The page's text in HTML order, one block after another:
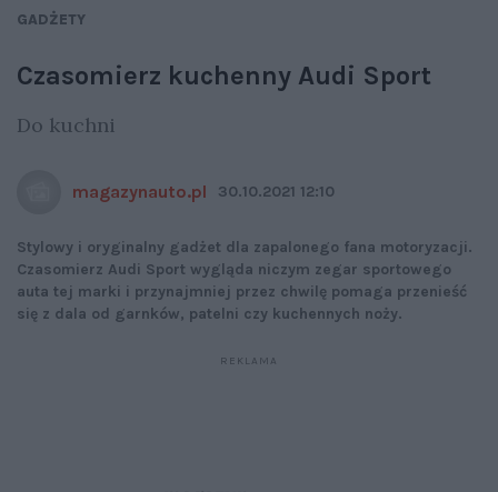
GADŻETY
Czasomierz kuchenny Audi Sport
Do kuchni
magazynauto.pl 30.10.2021 12:10
Stylowy i oryginalny gadżet dla zapalonego fana motoryzacji.
Czasomierz Audi Sport wygląda niczym zegar sportowego
auta tej marki i przynajmniej przez chwilę pomaga przenieść
się z dala od garnków, patelni czy kuchennych noży.